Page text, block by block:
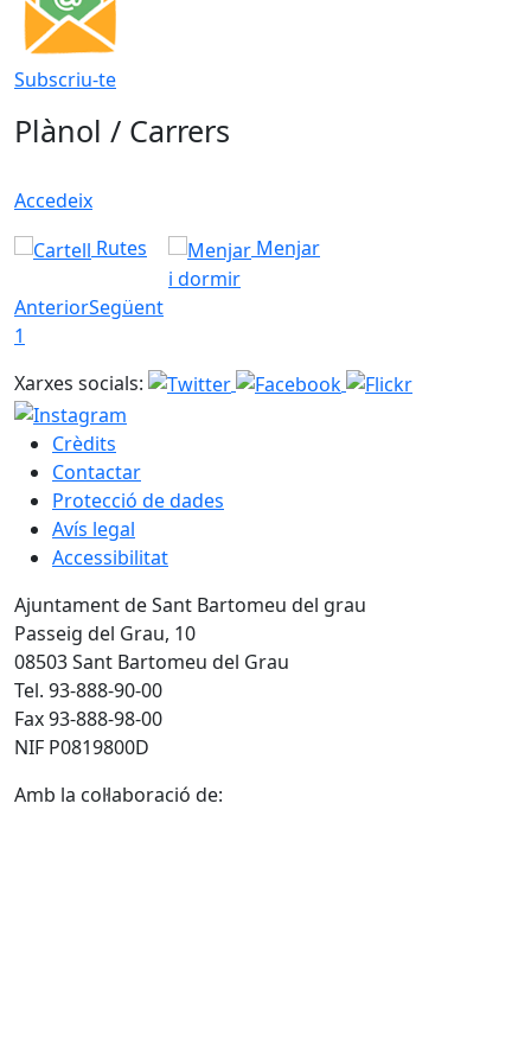
Subscriu-te
Plànol / Carrers
Accedeix
Rutes
Menjar
i dormir
AnteriorSegüent
1
Xarxes socials:
Crèdits
Contactar
Protecció de dades
Avís legal
Accessibilitat
Ajuntament de Sant Bartomeu del grau
Passeig del Grau, 10
08503 Sant Bartomeu del Grau
Tel. 93-888-90-00
Fax 93-888-98-00
NIF P0819800D
Amb la col·laboració de: